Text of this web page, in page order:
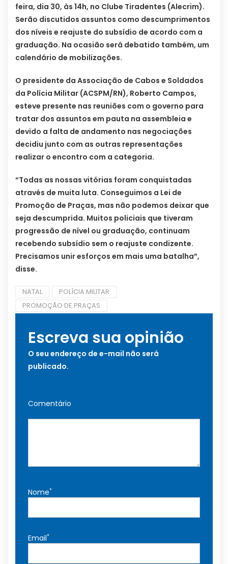
feira, dia 30, às 14h, no Clube Tiradentes (Alecrim).
Serão discutidos assuntos como descumprimentos
dos níveis e reajuste do subsídio de acordo com a
graduação. Na ocasião será debatido também, um
calendário de mobilizações.
O presidente da Associação de Cabos e Soldados
da Polícia Militar (ACSPM/RN), Roberto Campos,
esteve presente nas reuniões com o governo para
tratar dos assuntos em pauta na assembleia e
devido a falta de andamento nas negociações
decidiu junto com as outras representações
realizar o encontro com a categoria.
“Todas as nossas vitórias foram conquistadas
através de muita luta. Conseguimos a Lei de
Promoção de Praças, mas não podemos deixar que
seja descumprida. Muitos policiais que tiveram
progressão de nível ou graduação, continuam
recebendo subsídio sem o reajuste condizente.
Precisamos unir esforços em mais uma batalha”,
disse.
NATAL
POLÍCIA MILITAR
PROMOÇÃO DE PRAÇAS
Escreva sua opinião
O seu endereço de e-mail não será
publicado.
Comentário
Nome*
Email*